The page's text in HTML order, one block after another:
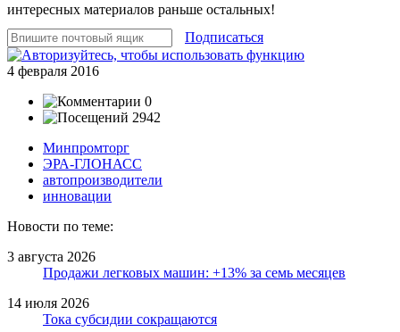
интересных материалов раньше остальных!
Подписаться
4 февраля 2016
0
2942
Минпромторг
ЭРА-ГЛОНАСС
автопроизводители
инновации
Новости по теме:
3 августа 2026
Продажи легковых машин: +13% за семь месяцев
14 июля 2026
Тока субсидии сокращаются